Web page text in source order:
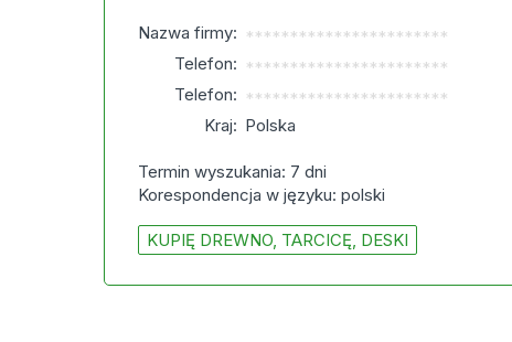
Nazwa firmy: ***********************
Telefon: ***********************
Telefon: ***********************
Kraj: Polska
Termin wyszukania: 7 dni
Korespondencja w języku: polski
KUPIĘ DREWNO, TARCICĘ, DESKI